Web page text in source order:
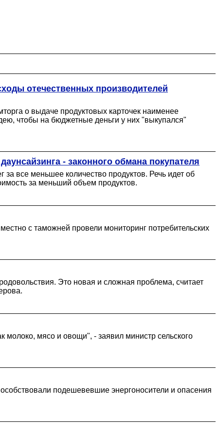
отечественных производителей
о выдаче продуктовых карточек наименее
чтобы на бюджетные деньги у них "выкупался"
- законного обмана покупателя
все меньшее количество продуктов. Речь идет об
за меньший объем продуктов.
с таможней провели мониторинг потребительских
Это новая и сложная проблема, считает
молоко, мясо и овощи", - заявил министр сельского
подешевевшие энергоносители и опасения